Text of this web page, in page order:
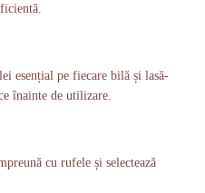
esențial pe fiecare bilă și lasă-
înainte de utilizare.
cu rufele și selectează